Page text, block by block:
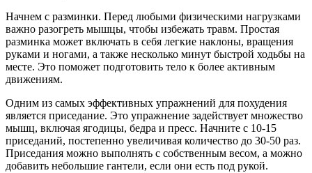
Начнем с разминки. Перед любыми физическими нагрузками
важно разогреть мышцы, чтобы избежать травм. Простая
разминка может включать в себя легкие наклоны, вращения
руками и ногами, а также несколько минут быстрой ходьбы на
месте. Это поможет подготовить тело к более активным
движениям.
Одним из самых эффективных упражнений для похудения
является приседание. Это упражнение задействует множество
мышц, включая ягодицы, бедра и пресс. Начните с 10-15
приседаний, постепенно увеличивая количество до 30-50 раз.
Приседания можно выполнять с собственным весом, а можно
добавить небольшие гантели, если они есть под рукой.